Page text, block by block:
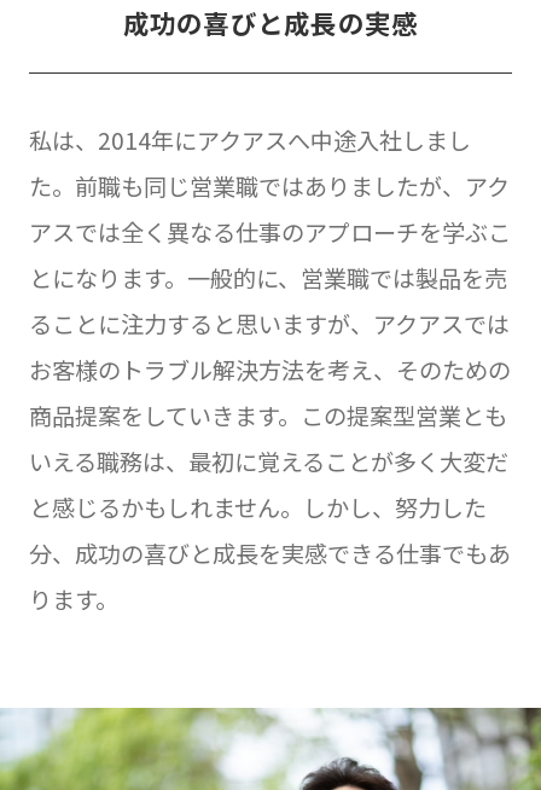
成功の喜びと成長の実感
私は、2014年にアクアスへ中途入社しまし
た。前職も同じ営業職ではありましたが、アク
アスでは全く異なる仕事のアプローチを学ぶこ
とになります。一般的に、営業職では製品を売
ることに注力すると思いますが、アクアスでは
お客様のトラブル解決方法を考え、そのための
商品提案をしていきます。この提案型営業とも
いえる職務は、最初に覚えることが多く大変だ
と感じるかもしれません。しかし、努力した
分、成功の喜びと成長を実感できる仕事でもあ
ります。